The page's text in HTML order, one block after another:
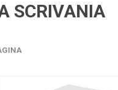
SCRIVANIA